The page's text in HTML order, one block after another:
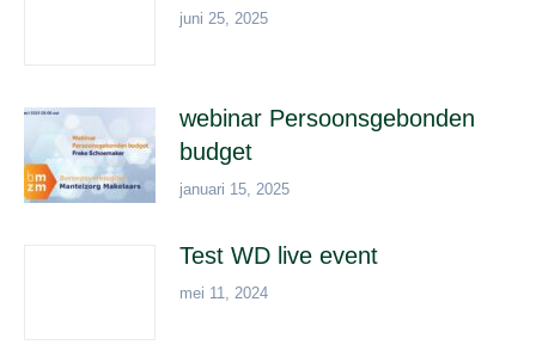
juni 25, 2025
webinar Persoonsgebonden
budget
januari 15, 2025
Test WD live event
mei 11, 2024